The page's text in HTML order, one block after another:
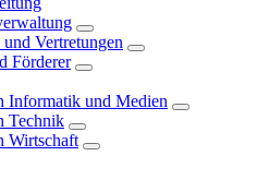
Vertretungen
Förderer
Informatik und Medien
Technik
Wirtschaft